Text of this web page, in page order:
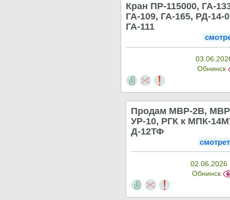
Кран ПР-115000, ГА-
ГА-109, ГА-165, РД-14-
ГА-111
Обнинск
Продам МВР-2В,
УР-10, РГК к МПК-
Д-12ТФ
02.06.2026
Обнинск